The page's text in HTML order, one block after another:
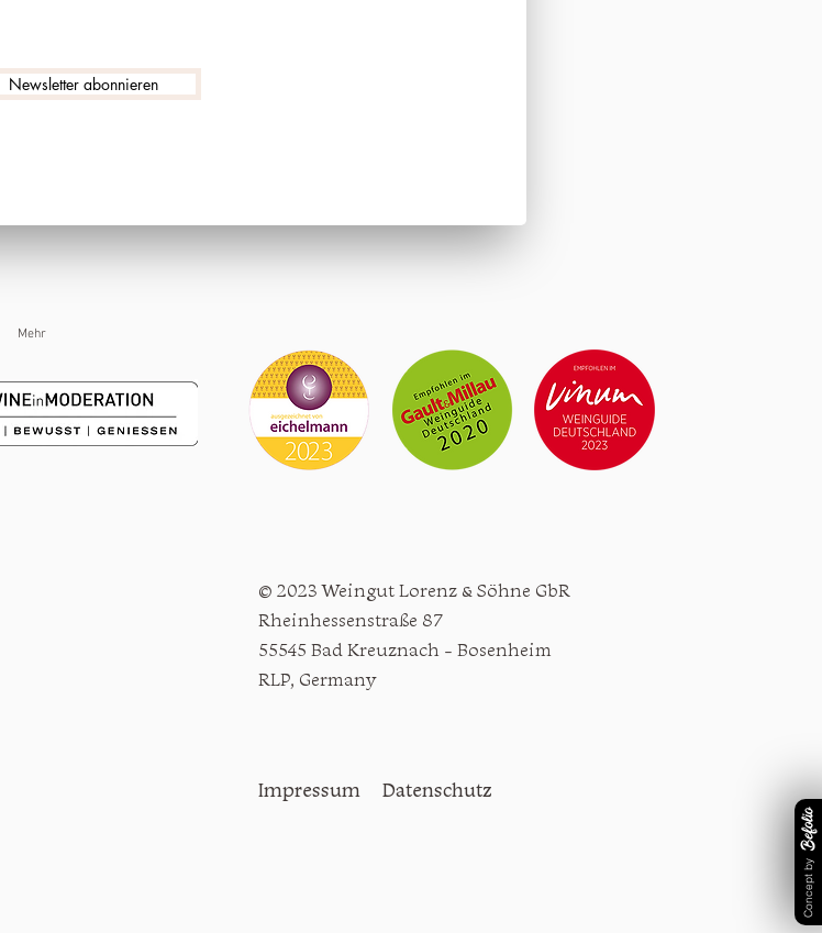
Concept by
Mehr
© 2023 Weingut Lorenz & Söhne GbR
Rheinhessenstraße 87
55545 Bad Kreuznach - Bosenheim
RLP, Germany
Impressum Datenschutz
Newsletter abonnieren